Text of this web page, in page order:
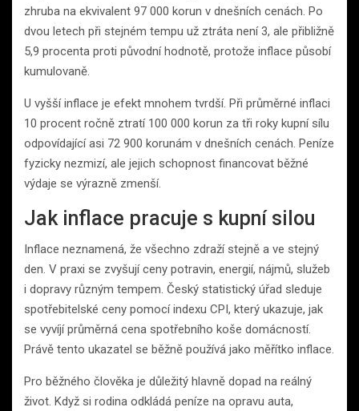
zhruba na ekvivalent 97 000 korun v dnešních cenách. Po
dvou letech při stejném tempu už ztráta není 3, ale přibližně
5,9 procenta proti původní hodnotě, protože inflace působí
kumulovaně.
U vyšší inflace je efekt mnohem tvrdší. Při průměrné inflaci
10 procent ročně ztratí 100 000 korun za tři roky kupní sílu
odpovídající asi 72 900 korunám v dnešních cenách. Peníze
fyzicky nezmizí, ale jejich schopnost financovat běžné
výdaje se výrazně zmenší.
Jak inflace pracuje s kupní silou
Inflace neznamená, že všechno zdraží stejně a ve stejný
den. V praxi se zvyšují ceny potravin, energií, nájmů, služeb
i dopravy různým tempem. Český statistický úřad sleduje
spotřebitelské ceny pomocí indexu CPI, který ukazuje, jak
se vyvíjí průměrná cena spotřebního koše domácností.
Právě tento ukazatel se běžně používá jako měřítko inflace.
Pro běžného člověka je důležitý hlavně dopad na reálný
život. Když si rodina odkládá peníze na opravu auta,